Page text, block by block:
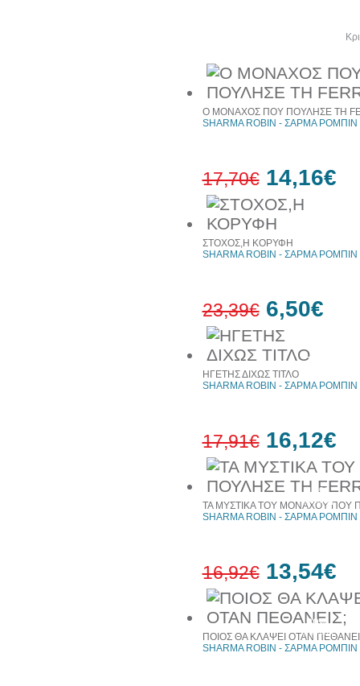
Ο ΜΟΝΑΧΟΣ ΠΟΥ ΠΟΥΛΗΣΕ ΤΗ
SHARMA ROBIN - ΣΑΡΜΑ ΡΟΜΠΙΝ
17,70€ 14,16€
72%
ΣΤΟΧΟΣ,Η ΚΟΡΥΦΗ
SHARMA ROBIN - ΣΑΡΜΑ ΡΟΜΠΙΝ
23,39€ 6,50€
10%
έκπτωση
ΗΓΕΤΗΣ ΔΙΧΩΣ ΤΙΤΛΟ
SHARMA ROBIN - ΣΑΡΜΑ ΡΟΜΠΙΝ
17,91€ 16,12€
20%
έκπτωση
ΤΑ ΜΥΣΤΙΚΑ ΤΟΥ ΜΟΝΑΧΟΥ ΠΟΥ
SHARMA ROBIN - ΣΑΡΜΑ ΡΟΜΠΙΝ
16,92€ 13,54€
ΠΟΙΟΣ ΘΑ ΚΛΑΨΕΙ ΟΤΑΝ
SHARMA ROBIN - ΣΑΡΜΑ ΡΟΜΠΙΝ